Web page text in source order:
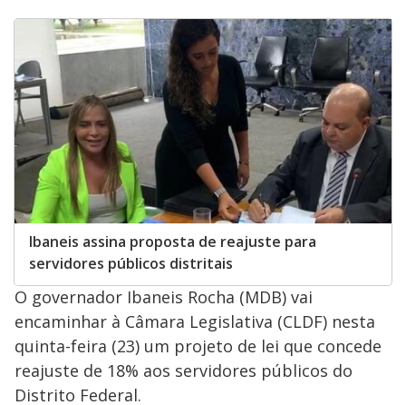
Ibaneis assina proposta de reajuste para
servidores públicos distritais
O governador Ibaneis Rocha (MDB) vai
encaminhar à Câmara Legislativa (CLDF) nesta
quinta-feira (23) um projeto de lei que concede
reajuste de 18% aos servidores públicos do
Distrito Federal.